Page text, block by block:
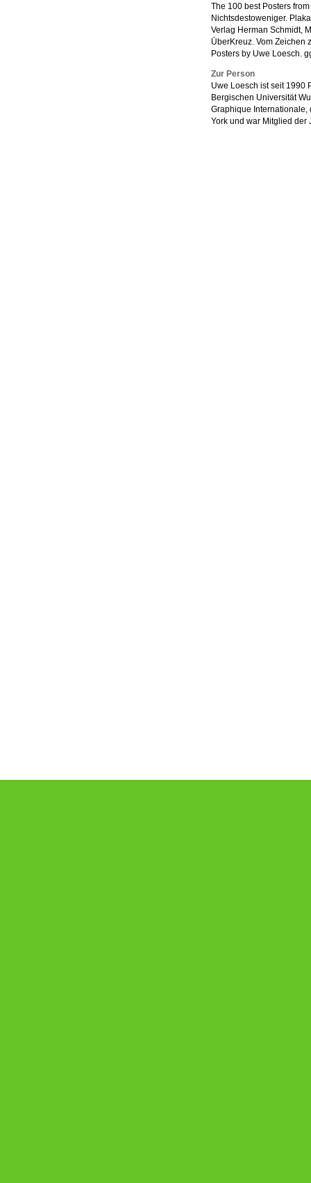
The 100 best Posters
Nichtsdestoweniger.
Verlag Herman Schmidt,
ÜberKreuz. Vom Zeichen
Posters by Uwe Loesch.
Zur Person
Uwe Loesch ist seit 1990
Bergischen Universität
Graphique Internationale,
York und war Mitglied der